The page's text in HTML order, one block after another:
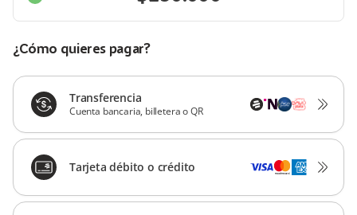
¿Cómo quieres pagar?
Transferencia
Cuenta bancaria, billetera o QR
Tarjeta débito o crédito